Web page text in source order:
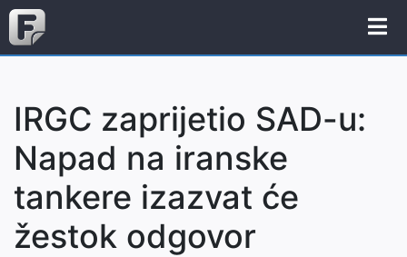
IRGC zaprijetio SAD-u:
Napad na iranske
tankere izazvat će
žestok odgovor